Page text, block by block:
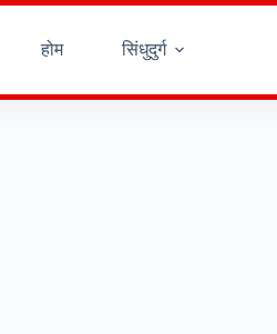
होम सिंधुदुर्ग